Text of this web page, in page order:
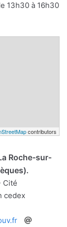
13h30 à 16h30
contributors
Roche-sur-
Cité
cedex